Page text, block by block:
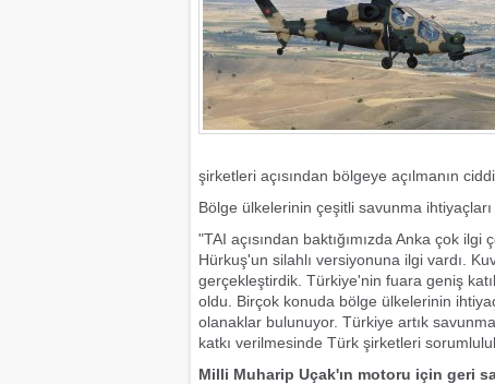
şirketleri açısından bölgeye açılmanın
Bölge ülkelerinin çeşitli savunma
"TAI açısından baktığımızda Anka çok
Hürkuş'un silahlı versiyonuna ilgi vardı.
gerçekleştirdik. Türkiye'nin fuara geniş
oldu. Birçok konuda bölge ülkelerinin
olanaklar bulunuyor. Türkiye artık
katkı verilmesinde Türk şirketleri
Milli Muharip Uçak'ın motoru için geri